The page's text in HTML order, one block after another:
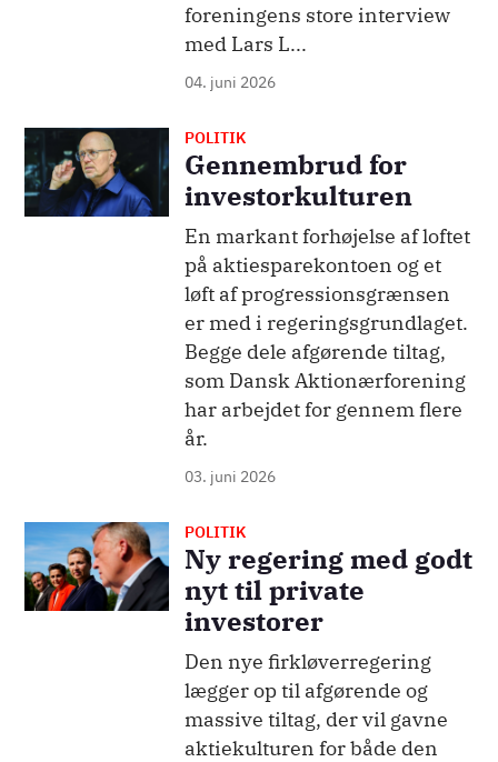
foreningens store interview
med Lars L...
04. juni 2026
Billede POLITIK
Gennembrud for
investorkulturen
En markant forhøjelse af loftet
på aktiesparekontoen og et
løft af progressionsgrænsen
er med i regeringsgrundlaget.
Begge dele afgørende tiltag,
som Dansk Aktionærforening
har arbejdet for gennem flere
år.
03. juni 2026
Billede POLITIK
Ny regering med godt
nyt til private
investorer
Den nye firkløverregering
lægger op til afgørende og
massive tiltag, der vil gavne
aktiekulturen for både den